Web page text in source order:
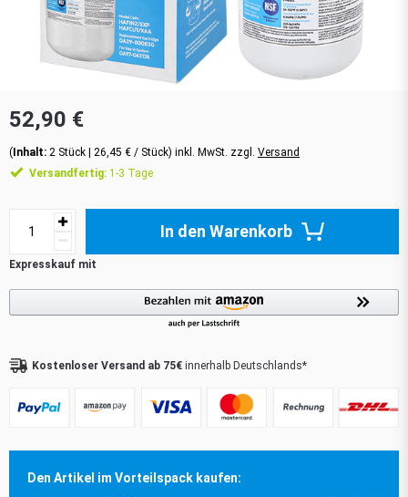
52,90 €
(Inhalt: 2 Stück | 26,45 € / Stück) inkl. MwSt. zzgl. Versand
Versandfertig: 1-3 Tage
In den Warenkorb
Kostenloser Versand ab 75€ innerhalb Deutschlands*
Den Artikel im Vorteilspack kaufen: